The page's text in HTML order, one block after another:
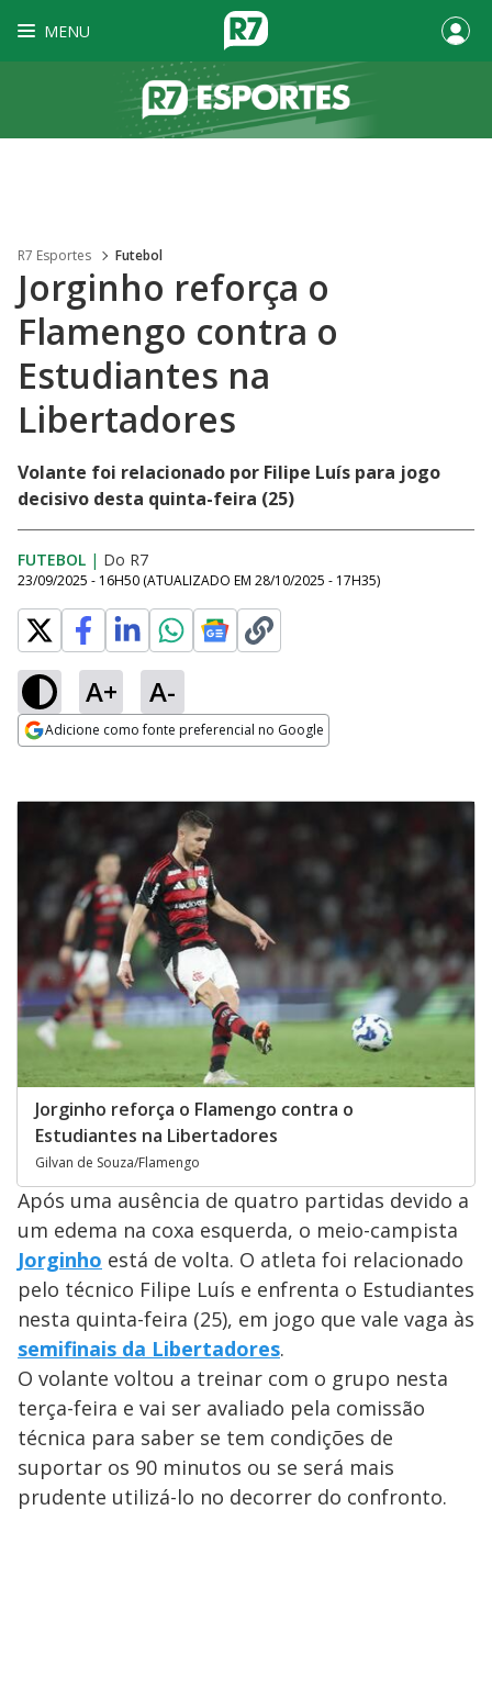
MENU
R7 Esportes Futebol
Jorginho reforça o
Flamengo contra o
Estudiantes na
Libertadores
Volante foi relacionado por Filipe Luís para jogo
decisivo desta quinta-feira (25)
FUTEBOL | Do R7
23/09/2025 - 16H50 (ATUALIZADO EM 28/10/2025 - 17H35)
A+ A-
Adicione como fonte preferencial no Google
Jorginho reforça o Flamengo contra o
Estudiantes na Libertadores
Gilvan de Souza/Flamengo
Após uma ausência de quatro partidas devido a
um edema na coxa esquerda, o meio-campista
Jorginho está de volta. O atleta foi relacionado
pelo técnico Filipe Luís e enfrenta o Estudiantes
nesta quinta-feira (25), em jogo que vale vaga às
semifinais da Libertadores.
O volante voltou a treinar com o grupo nesta
terça-feira e vai ser avaliado pela comissão
técnica para saber se tem condições de
suportar os 90 minutos ou se será mais
prudente utilizá-lo no decorrer do confronto.